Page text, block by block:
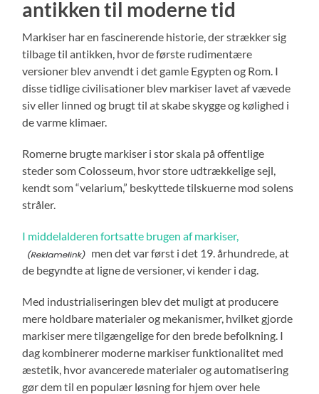
antikken til moderne tid
Markiser har en fascinerende historie, der strækker sig
tilbage til antikken, hvor de første rudimentære
versioner blev anvendt i det gamle Egypten og Rom. I
disse tidlige civilisationer blev markiser lavet af vævede
siv eller linned og brugt til at skabe skygge og kølighed i
de varme klimaer.
Romerne brugte markiser i stor skala på offentlige
steder som Colosseum, hvor store udtrækkelige sejl,
kendt som “velarium,” beskyttede tilskuerne mod solens
stråler.
I middelalderen fortsatte brugen af markiser,
men det var først i det 19. århundrede, at
de begyndte at ligne de versioner, vi kender i dag.
Med industrialiseringen blev det muligt at producere
mere holdbare materialer og mekanismer, hvilket gjorde
markiser mere tilgængelige for den brede befolkning. I
dag kombinerer moderne markiser funktionalitet med
æstetik, hvor avancerede materialer og automatisering
gør dem til en populær løsning for hjem over hele